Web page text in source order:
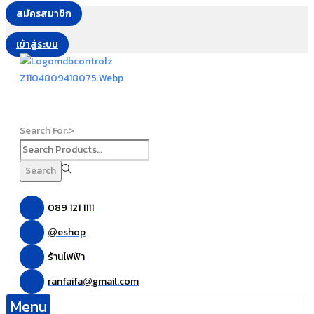
สมัครสมาชิก
เข้าสู่ระบบ
Search For:>
Search
089 121 1111
@eshop
ร้านไฟฟ้า
ranfaifa@gmail.com
Menu